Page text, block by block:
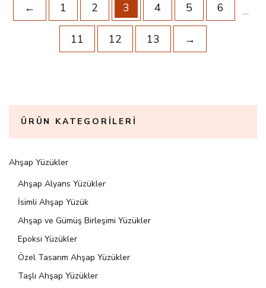
← 1 2 3 4 5 6 …
11 12 13 →
ÜRÜN KATEGORILERI
Ahşap Yüzükler
Ahşap Alyans Yüzükler
İsimli Ahşap Yüzük
Ahşap ve Gümüş Birleşimi Yüzükler
Epoksi Yüzükler
Özel Tasarım Ahşap Yüzükler
Taşlı Ahşap Yüzükler